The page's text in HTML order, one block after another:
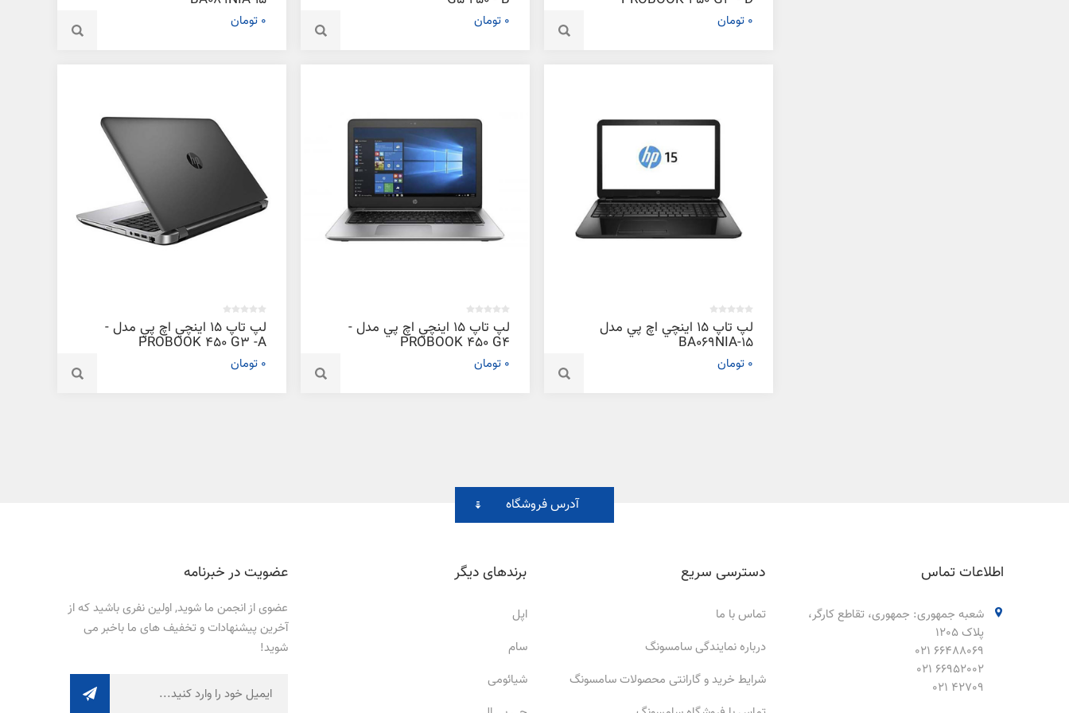
0 تومان 0 تومان 0 تومان
لپ تاپ 15 اينچي اچ پي مدل
15-BA069NIA
0 تومان
لپ تاپ 15 اينچي اچ پي مدل -
PROBOOK 450 G4
0 تومان
لپ تاپ 15 اينچي اچ پي مدل -
PROBOOK 450 G3 -A
0 تومان
آدرس فروشگاه
اطلاعات تماس
شعبه جمهوری: جمهوری، تقاطع کارگر،
پلاک 1205
66488069 021
66952002 021
42709 021
دسترسی سریع
تماس با ما
درباره نمایندگی سامسونگ
شرایط خرید و گارانتی محصولات سامسونگ
برندهای دیگر
اپل
سام
شیائومی
عضویت در خبرنامه
عضوی از انجمن ما شوید, اولین نفری باشید که از
آخرین پیشنهادات و تخفیف های ما باخبر می
شوید!